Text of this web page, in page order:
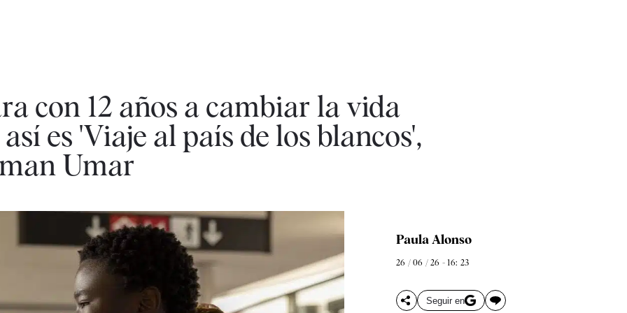
con 12 años a cambiar la vida
es 'Viaje al país de los blancos',
Umar
Paula Alonso
26 / 06 / 26 - 16: 23
Seguir en